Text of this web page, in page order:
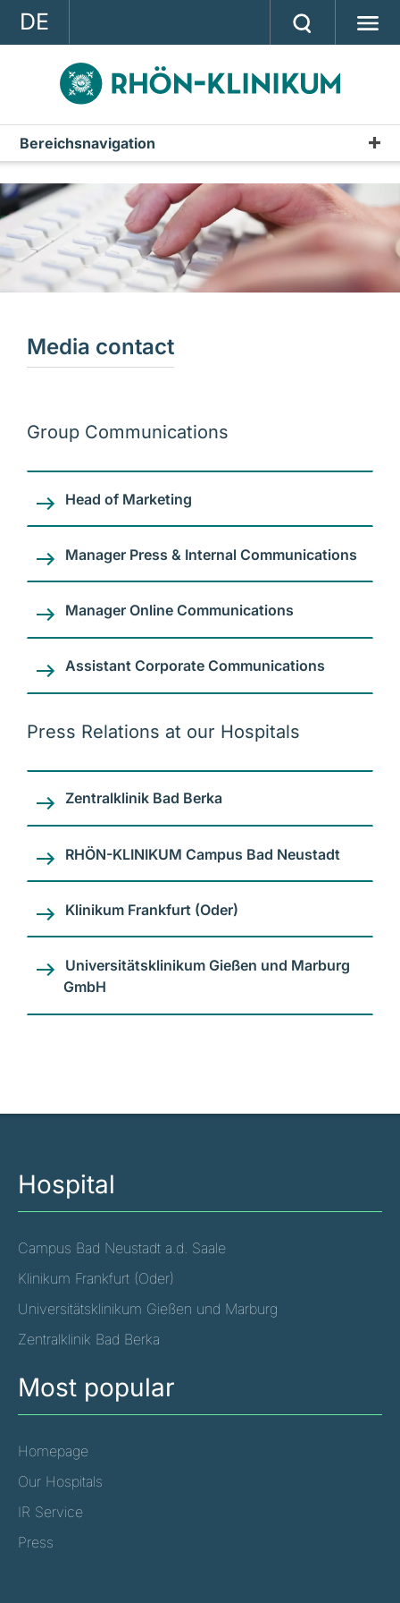
DE
GROUP
STRATEGY
INVESTOR RELATIONS
CONTACT
A company of the RHÖN-KLINIKUM AG
Bereichsnavigation
Press
Press releases
Media contact
Media contact
Group Communications
Head of Marketing
Manager Press & Internal Communications
Manager Online Communications
Assistant Corporate Communications
Press Relations at our Hospitals
Zentralklinik Bad Berka
RHÖN-KLINIKUM Campus Bad Neustadt
Klinikum Frankfurt (Oder)
Universitätsklinikum Gießen und Marburg
GmbH
Hospital
Campus Bad Neustadt a.d. Saale
Klinikum Frankfurt (Oder)
Universitätsklinikum Gießen und Marburg
Zentralklinik Bad Berka
Most popular
Homepage
Our Hospitals
IR Service
Press